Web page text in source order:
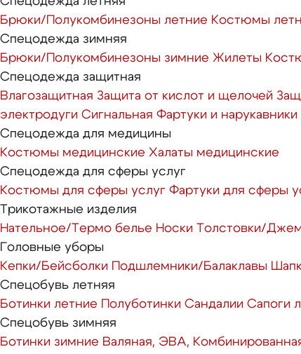
Брюки/Полукомбинезоны летние Костюмы
Спецодежда зимняя
Брюки/Полукомбинезоны зимние Жилеты
Спецодежда защитная
Влагозащитная Защита от кислот и щелочей
электродуги Сигнальная Фартуки и
Спецодежда для медицины
Костюмы медицинские Халаты медицинские
Спецодежда для сферы услуг
Костюмы для сферы услуг Фартуки для сферы
Трикотажные изделия
Нательное/Термо белье Носки Толстовки/
Головные уборы
Кепки/Бейсболки Подшлемники/Балаклавы
Спецобувь летняя
Ботинки летние Полуботинки Сандалии Сапоги
Спецобувь зимняя
Ботинки зимние Валяная, ЭВА,